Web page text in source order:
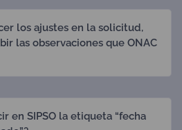
los ajustes en la solicitud,
las observaciones que ONAC
en SIPSO la etiqueta “fecha